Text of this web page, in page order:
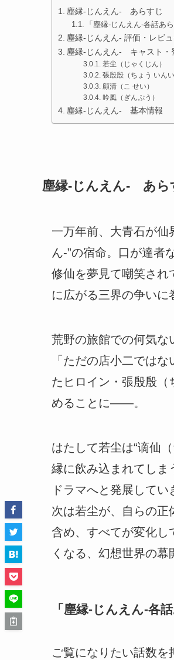
塵縁-じんえん- あらすじ
「塵縁-じんえん-各話あ
塵縁-じんえん- 評価・レビ
塵縁-じんえん- キャスト・
若尘（じゃくじん）
張殷殷（ちょう いんい
顧清（こ せい）
吟風（ぎんぷう）
塵縁-じんえん- 基本情報
塵縁-じんえん- あら
一万年前、大青石が仙
ん-”の宿命。口が達者
修仙を夢見て嘲笑され
に広がる三界の争いに
荒野の旅館での何気な
「ただの店小二では
たヒロイン・張殷殷
めることに――。
はたして若尘は“谪仙
縁に飲み込まれてしま
ドラマへと発展してい
次は若尘が、自らの正
含め、すべてが変化し
くなる、幻想世界の
「 塵縁-じんえん-各
ご覧になりたい話数を